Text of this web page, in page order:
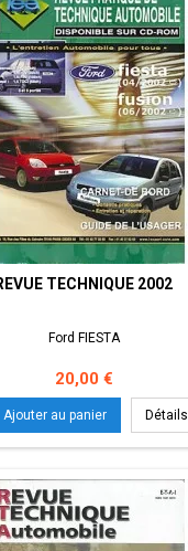
TECHNIQUE 2002
Ford FIESTA
Prix
20,00 €
Ajouter au panier Détails